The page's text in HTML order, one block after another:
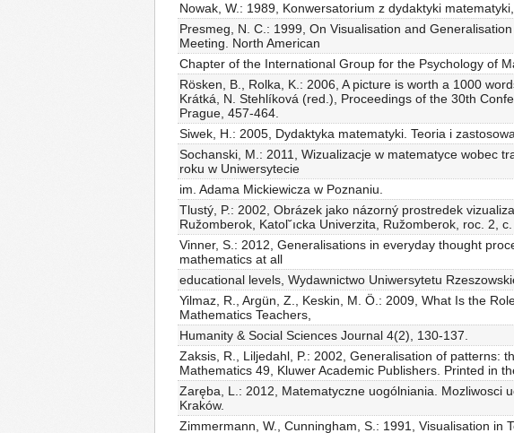
Nowak, W.: 1989, Konwersatorium z dydaktyki matematyki,
Presmeg, N. C.: 1999, On Visualisation and
Meeting. North American
Chapter of the International Group for the Psychology of
Rösken, B., Rolka, K.: 2006, A picture is worth a 1000
Krátká, N. Stehlíková (red.), Proceedings of the 30th
Prague, 457-464.
Siwek, H.: 2005, Dydaktyka matematyki. Teoria i
Sochanski, M.: 2011, Wizualizacje w matematyce wobec
roku w Uniwersytecie
im. Adama Mickiewicza w Poznaniu.
Tlustý, P.: 2002, Obrázek jako názorný prostredek
Ružomberok, Katol˘ıcka Univerzita, Ružomberok, roc. 2, c.
Vinner, S.: 2012, Generalisations in everyday thought
mathematics at all
educational levels, Wydawnictwo Uniwersytetu
Yilmaz, R., Argün, Z., Keskin, M. Ö.: 2009, What Is the
Mathematics Teachers,
Humanity & Social Sciences Journal 4(2), 130-137.
Zaksis, R., Liljedahl, P.: 2002, Generalisation of patterns:
Mathematics 49, Kluwer Academic Publishers. Printed in
Zaręba, L.: 2012, Matematyczne uogólniania. Mozliwosci
Kraków.
Zimmermann, W., Cunningham, S.: 1991, Visualisation in